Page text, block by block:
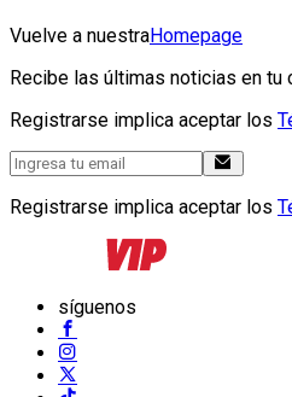
Vuelve a nuestraHomepage
Recibe las últimas noticias en tu
Registrarse implica aceptar los
Registrarse implica aceptar los
síguenos